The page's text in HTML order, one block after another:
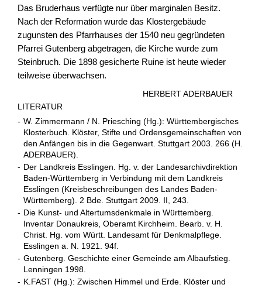
Das Bruderhaus verfügte nur über marginalen Besitz.
Nach der Reformation wurde das Klostergebäude
zugunsten des Pfarrhauses der 1540 neu gegründeten
Pfarrei Gutenberg abgetragen, die Kirche wurde zum
Steinbruch. Die 1898 gesicherte Ruine ist heute wieder
teilweise überwachsen.
HERBERT ADERBAUER
LITERATUR
- W. Zimmermann / N. Priesching (Hg.): Württembergisches
Klosterbuch. Klöster, Stifte und Ordensgemeinschaften von
den Anfängen bis in die Gegenwart. Stuttgart 2003. 266 (H.
ADERBAUER).
- Der Landkreis Esslingen. Hg. v. der Landesarchivdirektion
Baden-Württemberg in Verbindung mit dem Landkreis
Esslingen (Kreisbeschreibungen des Landes Baden-
Württemberg). 2 Bde. Stuttgart 2009. II, 243.
- Die Kunst- und Altertumsdenkmale in Württemberg.
Inventar Donaukreis, Oberamt Kirchheim. Bearb. v. H.
Christ. Hg. vom Württ. Landesamt für Denkmalpflege.
Esslingen a. N. 1921. 94f.
- Gutenberg. Geschichte einer Gemeinde am Albaufstieg.
Lenningen 1998.
- K.FAST (Hg.): Zwischen Himmel und Erde. Klöster und